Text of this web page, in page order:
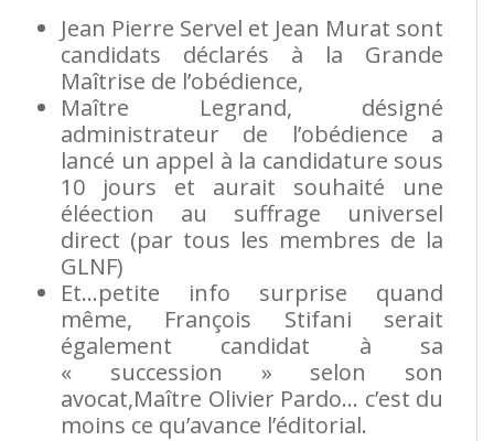
Jean Pierre Servel et Jean Murat sont
candidats déclarés à la Grande
Maîtrise de l’obédience,
Maître Legrand, désigné
administrateur de l’obédience a
lancé un appel à la candidature sous
10 jours et aurait souhaité une
éléection au suffrage universel
direct (par tous les membres de la
GLNF)
Et…petite info surprise quand
même, François Stifani serait
également candidat à sa
« succession » selon son
avocat,Maître Olivier Pardo… c’est du
moins ce qu’avance l’éditorial.